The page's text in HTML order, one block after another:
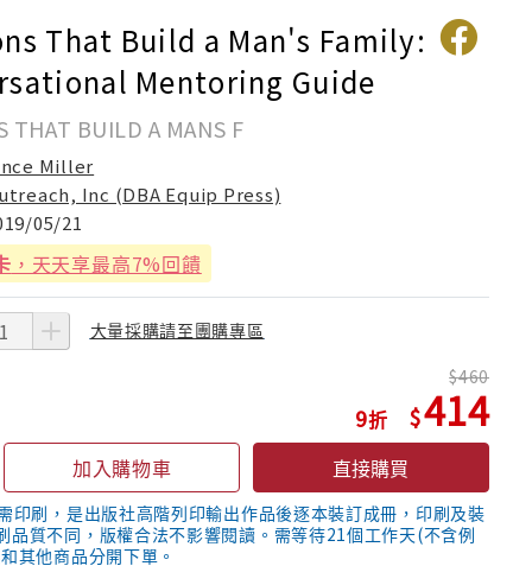
That Build a Man's Family:
Mentoring Guide
THAT BUILD A MANS F
Miller
Inc (DBA Equip Press)
05/21
，天天享最高7%回饋
大量採購請至團購專區
9
460
414
加入購物車 直接購買
印刷，是出版社高階列印輸出作品後逐本裝訂成冊，印刷及裝
品質不同，版權合法不影響閱讀。需等待21個工作天(不含例
其他商品分開下單。